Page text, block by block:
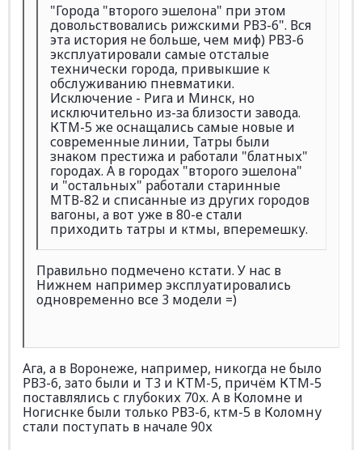
"Города "второго эшелона" при этом
довольствовались рижскими РВЗ-6". Вся
эта история не больше, чем миф) РВЗ-6
эксплуатировали самые отсталые
технически города, привыкшие к
обслуживанию пневматики.
Исключение - Рига и Минск, но
исключительно из-за близости завода.
КТМ-5 же оснащались самые новые и
современные линии, Татры были
знаком престижа и работали "блатных"
городах. А в городах "второго эшелона"
и "остальных" работали старинные
МТВ-82 и списанные из других городов
вагоны, а вот уже в 80-е стали
приходить татры и ктмы, вперемешку.
Правильно подмечено кстати. У нас в
Нижнем например эксплуатировались
одновременно все 3 модели =)
Ага, а в Воронеже, например, никогда не было
РВЗ-6, зато были и Т3 и КТМ-5, причём КТМ-5
поставлялись с глубоких 70х. А в Коломне и
Ногиснке были только РВЗ-6, ктм-5 в Коломну
стали поступать в начале 90х